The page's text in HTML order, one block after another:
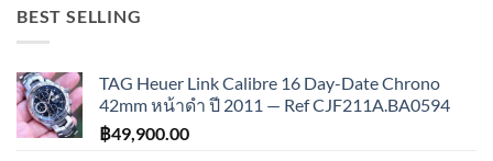
BEST SELLING
TAG Heuer Link Calibre 16 Day-Date Chrono
42mm หน้าดำ ปี 2011 — Ref CJF211A.BA0594
฿49,900.00